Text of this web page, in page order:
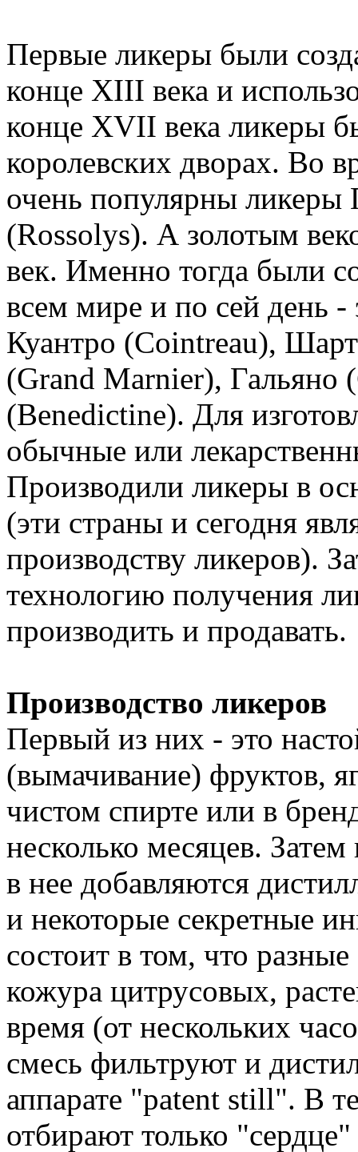
Первые ликеры были
конце XIII века и
конце XVII века ликеры
королевских дворах. Во
очень популярны ликеры
(Rossolys). А золотым
век. Именно тогда были
всем мире и по сей день
Куантро (Cointreau),
(Grand Marnier), Гальяно
(Benedictine). Для
обычные или
Производили ликеры в
(эти страны и сегодня
производству ликеров).
технологию получения
производить и продавать.
Производство ликеров
Первый из них - это
(вымачивание) фруктов,
чистом спирте или в
несколько месяцев.
в нее добавляются
и некоторые секретные
состоит в том, что
кожура цитрусовых,
время (от нескольких
смесь фильтруют и
аппарате "patent still". В
отбирают только